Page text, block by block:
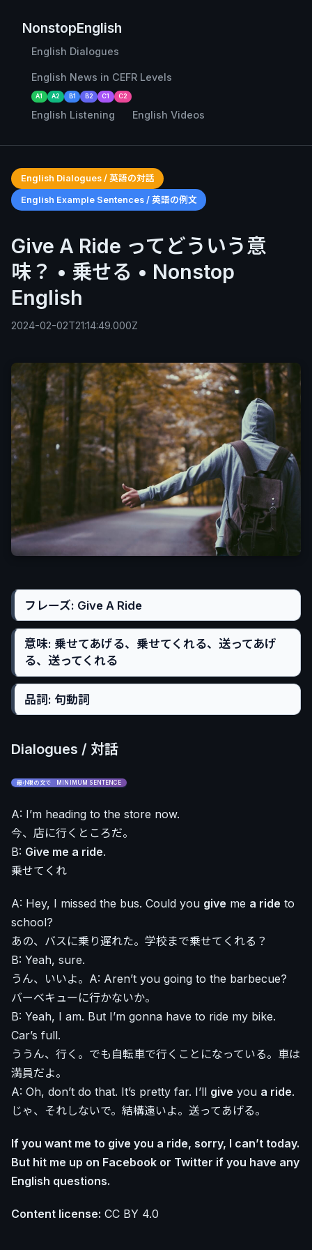
NonstopEnglish
English Dialogues
English News in CEFR Levels
A1 A2 B1 B2 C1 C2
English Listening English Videos
English Dialogues / 英語の対話
English Example Sentences / 英語の例文
Give A Ride ってどういう意
味？ • 乗せる • Nonstop
English
2024-02-02T21:14:49.000Z
フレーズ: Give A Ride
意味: 乗せてあげる、乗せてくれる、送ってあげ
る、送ってくれる
品詞: 句動詞
Dialogues / 対話
最小限の文で MINIMUM SENTENCE
A: I’m heading to the store now.
今、店に行くところだ。
B: Give me a ride.
乗せてくれ
A: Hey, I missed the bus. Could you give me a ride to
school?
あの、バスに乗り遅れた。学校まで乗せてくれる？
B: Yeah, sure.
うん、いいよ。A: Aren’t you going to the barbecue?
バーベキューに行かないか。
B: Yeah, I am. But I’m gonna have to ride my bike.
Car’s full.
ううん、行く。でも自転車で行くことになっている。車は
満員だよ。
A: Oh, don’t do that. It’s pretty far. I’ll give you a ride.
じゃ、それしないで。結構遠いよ。送ってあげる。
If you want me to give you a ride, sorry, I can’t today.
But hit me up on Facebook or Twitter if you have any
English questions.
Content license: CC BY 4.0